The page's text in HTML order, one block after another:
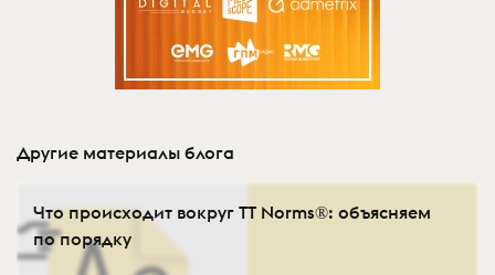
Другие материалы блога
Что происходит вокруг TT Norms®: объясняем
по порядку